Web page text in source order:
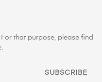
that purpose, please find
SUBSCRIBE